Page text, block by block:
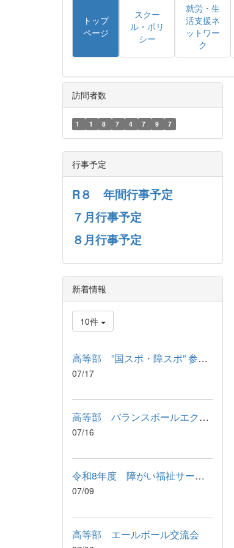
トップ
ページ
スクー
ル・ポリ
シー
就労・生
活支援ネ
ットワー
ク
訪問者数
1 1 8 7 4 7 9 7
行事予定
R８ 年間行事予定
７月行事予定
８月行事予定
新着情報
10件
高等部 ”国スポ・障スポ” 参加記念品 引渡式
07/17
高等部 バランスボールエクササイズ
07/16
令和8年度 障がい福祉サービス利用に関わる説明会が行われました
07/09
高等部 エールボール交流会